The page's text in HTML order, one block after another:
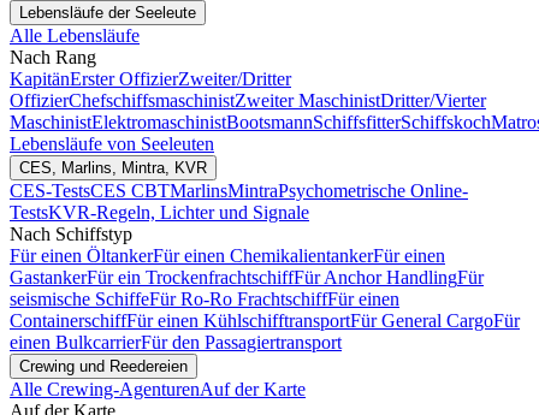
Lebensläufe der Seeleute
Alle Lebensläufe
Nach Rang
KapitänErster OffizierZweiter/Dritter
OffizierChefschiffsmaschinistZweiter MaschinistDritter/Vierter
MaschinistElektromaschinistBootsmannSchiffsfitterSchiffskoch
Lebensläufe von Seeleuten
CES, Marlins, Mintra, KVR
CES-TestsCES CBTMarlinsMintraPsychometrische Online-
TestsKVR-Regeln, Lichter und Signale
Nach Schiffstyp
Für einen ÖltankerFür einen ChemikalientankerFür einen
GastankerFür ein TrockenfrachtschiffFür Anchor HandlingFür
seismische SchiffeFür Ro-Ro FrachtschiffFür einen
ContainerschiffFür einen KühlschifftransportFür General CargoFür
einen BulkcarrierFür den Passagiertransport
Crewing und Reedereien
Alle Crewing-AgenturenAuf der Karte
Auf der Karte